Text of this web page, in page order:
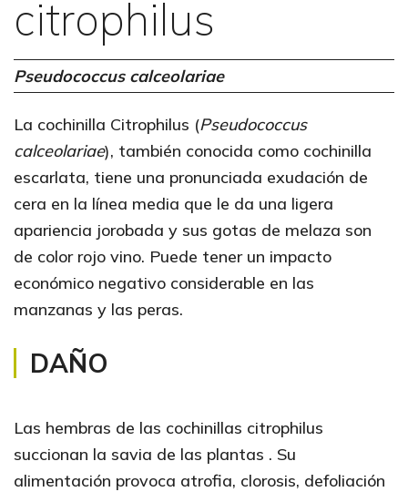
citrophilus
Pseudococcus calceolariae
La cochinilla Citrophilus (Pseudococcus
calceolariae), también conocida como cochinilla
escarlata, tiene una pronunciada exudación de
cera en la línea media que le da una ligera
apariencia jorobada y sus gotas de melaza son
de color rojo vino. Puede tener un impacto
económico negativo considerable en las
manzanas y las peras.
DAÑO
Las hembras de las cochinillas citrophilus
succionan la savia de las plantas . Su
alimentación provoca atrofia, clorosis, defoliación